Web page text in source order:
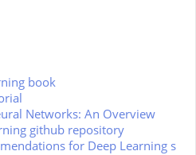
book
Networks: An Overview
github repository
for Deep Learning s